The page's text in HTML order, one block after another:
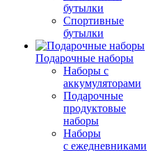
бутылки
Спортивные
бутылки
Подарочные наборы
Наборы с
аккумуляторами
Подарочные
продуктовые
наборы
Наборы
с ежедневниками